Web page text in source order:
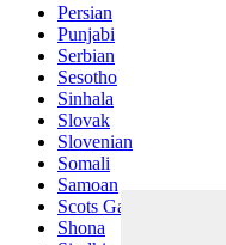
Persian
Punjabi
Serbian
Sesotho
Sinhala
Slovak
Slovenian
Somali
Samoan
Scots Gaelic
Shona